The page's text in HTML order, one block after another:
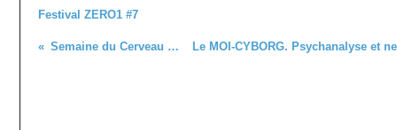
Festival ZERO1 #7
Semaine du Cerveau 2019